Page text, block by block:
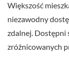
Większość
niezawodny
zdalnej. Dostępni
zróżnicowanych